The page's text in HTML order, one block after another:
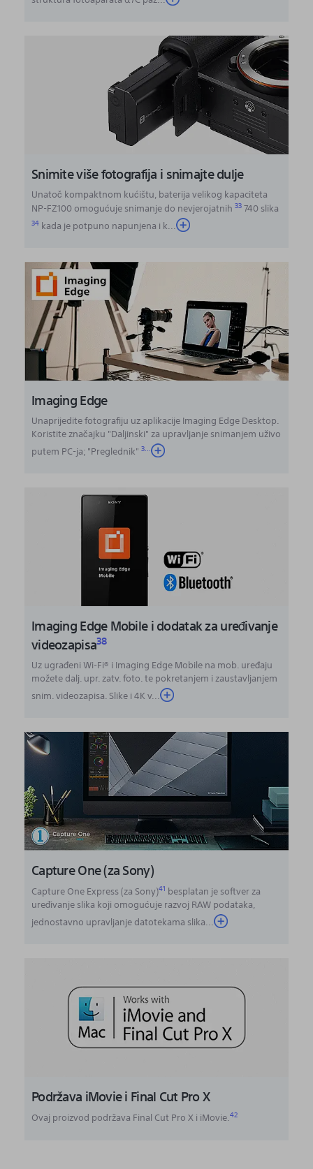
Snimite više fotografija i snimajte dulje
Unatoč kompaktnom kućištu, baterija velikog kapaciteta
NP-FZ100 omogućuje snimanje do nevjerojatnih33740 slika
34kada je potpuno napunjena i k...
Imaging Edge
Unaprijedite fotografiju uz aplikacije Imaging Edge Desktop.
Koristite značajku "Daljinski" za upravljanje snimanjem uživo
putem PC-ja; "Preglednik"3...
Imaging Edge Mobile i dodatak za uređivanje
videozapisa38
Uz ugrađeni Wi-Fi® i Imaging Edge Mobile na mob. uređaju
možete dalj. upr. zatv. foto. te pokretanjem i zaustavljanjem
snim. videozapisa. Slike i 4K v...
Capture One (za Sony)
Capture One Express (za Sony)41 besplatan je softver za
uređivanje slika koji omogućuje razvoj RAW podataka,
jednostavno upravljanje datotekama slika...
Podržava iMovie i Final Cut Pro X
Ovaj proizvod podržava Final Cut Pro X i iMovie.42